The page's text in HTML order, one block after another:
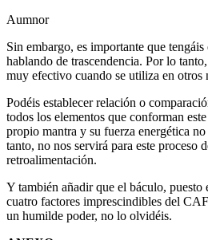
Aumnor
Sin embargo, es importante que tengáis
hablando de trascendencia. Por lo
muy efectivo cuando se utiliza en otros
Podéis establecer relación o
todos los elementos que conforman
propio mantra y su fuerza energética
tanto, no nos servirá para este proceso
retroalimentación.
Y también añadir que el báculo, puesto
cuatro factores imprescindibles del
un humilde poder, no lo olvidéis.